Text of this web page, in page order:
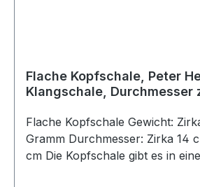
Flache Kopfschale, Peter
Klangschale, Durchmesser
Flache Kopfschale Gewicht:
Gramm Durchmesser: Zirka 14 cm Höhe:
cm Die Kopfschale gibt es in